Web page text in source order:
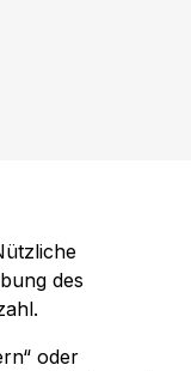
des
oder